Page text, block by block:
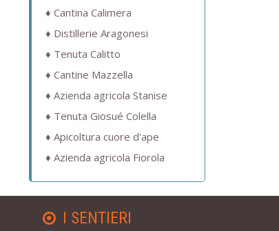
Cantina Calimera
Distillerie Aragonesi
Tenuta Calitto
Cantine Mazzella
Azienda agricola Stanise
Tenuta Giosué Colella
Apicoltura cuore d'ape
Azienda agricola Fiorola
I SENTIERI